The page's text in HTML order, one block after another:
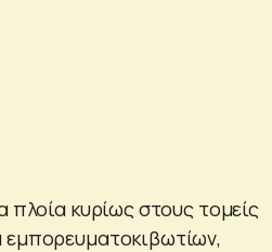
πλοία κυρίως στους τομείς